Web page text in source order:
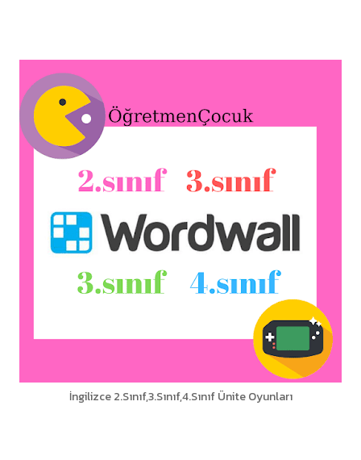
İngilizce 2.Sınıf,3.Sınıf,4.Sınıf Ünite Oyunları